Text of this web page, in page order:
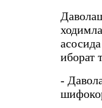
иборат
-